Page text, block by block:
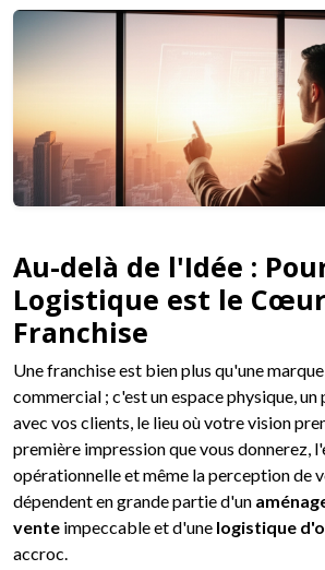
Au-delà de l'Idée :
Logistique est le
Franchise
Une franchise est bien plus qu'une
commercial ; c'est un espace physique,
avec vos clients, le lieu où votre vision
première impression que vous donnerez,
opérationnelle et même la perception de
dépendent en grande partie d'un
vente impeccable et d'une logistique
accroc.